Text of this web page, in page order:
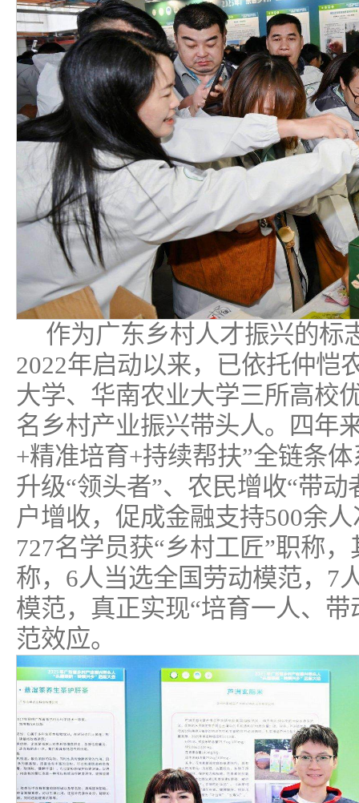
作为广东乡村人才振兴的标
2022年启动以来，已依托仲恺
大学、华南农业大学三所高校
名乡村产业振兴带头人。四年
+精准培育+持续帮扶”全链条
升级“领头者”、农民增收“带
户增收，促成金融支持500余
727名学员获“乡村工匠”职称
称，6人当选全国劳动模范，7
模范，真正实现“培育一人、
范效应。